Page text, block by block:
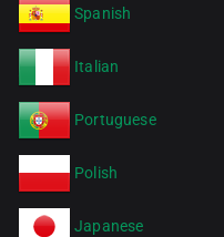
Spanish
Italian
Portuguese
Polish
Japanese